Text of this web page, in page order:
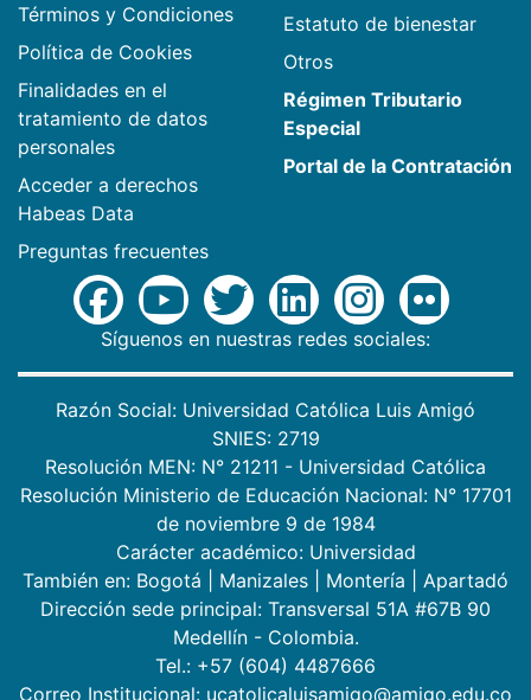
Términos y Condiciones
Política de Cookies
Finalidades en el
tratamiento de datos
personales
Acceder a derechos
Habeas Data
Preguntas frecuentes
Estatuto de bienestar
Otros
Régimen Tributario
Especial
Portal de la Contratación
Síguenos en nuestras redes sociales:
Razón Social: Universidad Católica Luis Amigó
SNIES: 2719
Resolución MEN: N° 21211 - Universidad Católica
Resolución Ministerio de Educación Nacional: N° 17701
de noviembre 9 de 1984
Carácter académico: Universidad
También en: Bogotá Manizales Montería
Apartadó
Dirección sede principal: Transversal 51A #67B 90
Medellín - Colombia.
Tel.: +57 (604) 4487666
Correo Institucional: ucatolicaluisamigo@amigo.edu.co